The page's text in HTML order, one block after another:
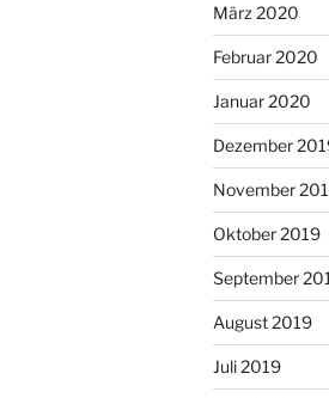
März 2020
Februar 2020
Januar 2020
Dezember
November
Oktober 2019
September
August 2019
Juli 2019